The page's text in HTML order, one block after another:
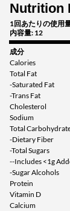
Nutrition
1回あたりの使用
内容量: 12
成分
Calories
Total Fat
-Saturated Fat
-Trans Fat
Cholesterol
Sodium
Total
-Dietary Fiber
-Total Sugars
--Includes <1g
-Sugar Alcohols
Protein
Vitamin D
Calcium